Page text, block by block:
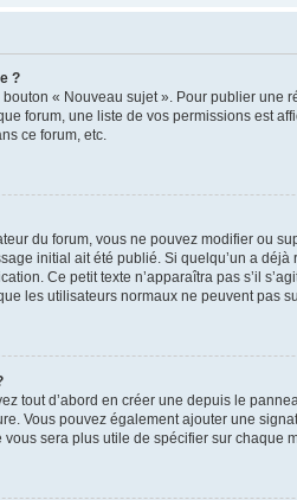
?
« Nouveau sujet ». Pour publier
forum, une liste de vos permissions est
ce forum, etc.
du forum, vous ne pouvez modifier ou
initial ait été publié. Si quelqu’un a
Ce petit texte n’apparaîtra pas s’il
les utilisateurs normaux ne peuvent pas
tout d’abord en créer une depuis le
Vous pouvez également ajouter une
sera plus utile de spécifier sur chaque